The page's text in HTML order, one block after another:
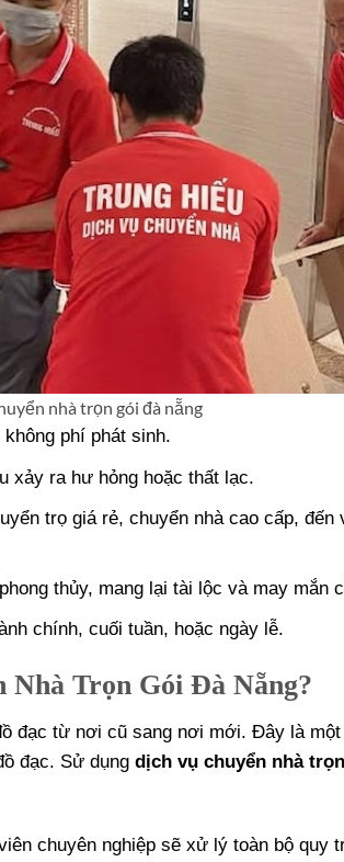
nhà trọn gói đà nẵng
phí phát sinh.
xảy ra hư hỏng hoặc thất lạc.
trọ giá rẻ, chuyển nhà cao cấp, đến
thủy, mang lại tài lộc và may mắn
chính, cuối tuần, hoặc ngày lễ.
Nhà Trọn Gói Đà Nẵng?
đạc từ nơi cũ sang nơi mới. Đây là
đạc. Sử dụng dịch vụ chuyển nhà
chuyên nghiệp sẽ xử lý toàn bộ quy